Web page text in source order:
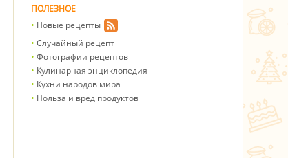
ПОЛЕЗНОЕ
Новые рецепты
Случайный рецепт
Фотографии рецептов
Кулинарная энциклопедия
Кухни народов мира
Польза и вред продуктов